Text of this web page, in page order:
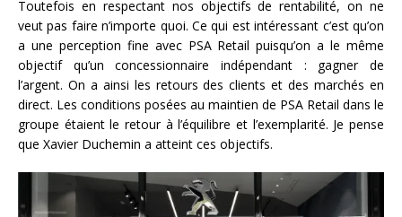
Toutefois en respectant nos objectifs de rentabilité, on ne
veut pas faire n’importe quoi. Ce qui est intéressant c’est qu’on
a une perception fine avec PSA Retail puisqu’on a le même
objectif qu’un concessionnaire indépendant : gagner de
l’argent. On a ainsi les retours des clients et des marchés en
direct. Les conditions posées au maintien de PSA Retail dans le
groupe étaient le retour à l’équilibre et l’exemplarité. Je pense
que Xavier Duchemin a atteint ces objectifs.